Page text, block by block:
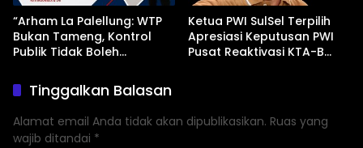
“Arham La Palellung: WTP
Bukan Tameng, Kontrol
Publik Tidak Boleh
Ketua PWI SulSel Terpilih
Apresiasi Keputusan PWI
Pusat Reaktivasi KTA-B
Tinggalkan Balasan
Alamat email Anda tidak akan dipublikasikan. Ruas yang
wajib ditandai *